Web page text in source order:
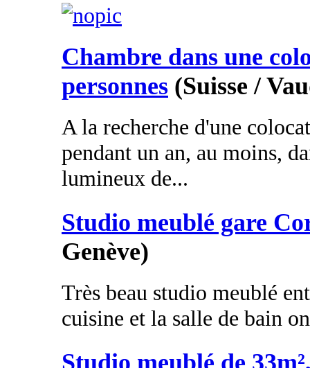
Chambre dans une
personnes (Suisse /
A la recherche d'une
pendant un an, au moins,
lumineux de...
Studio meublé gare
Genève)
Très beau studio meublé
cuisine et la salle de bain